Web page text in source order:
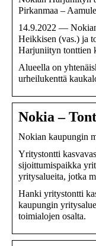
Pirkanmaa –
14.9.2022 —
Heikkisen (vas.) ja
Harjuniityn
Alueella on
urheilukenttä
Nokia –
Nokian kaupungin
Yritystontti
sijoittumispaikka
yritysalueita, jotka
Hanki yritystontti
kaupungin
toimialojen osalta.